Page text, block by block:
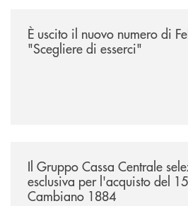
È uscito il nuovo numero di
"Scegliere di esserci"
Il Gruppo Cassa Centrale
esclusiva per l'acquisto del
Cambiano 1884